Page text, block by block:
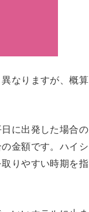
なりますが、概算
に出発した場合の
金額です。ハイシ
りやすい時期を指